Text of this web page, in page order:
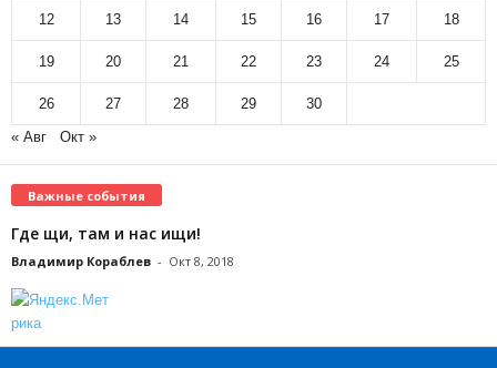
12 13 14 15 16 17 18
19 20 21 22 23 24 25
26 27 28 29
30
« Авг
Окт »
Важные события
Где щи, там и нас ищи!
Владимир Кораблев - Окт 8, 2018